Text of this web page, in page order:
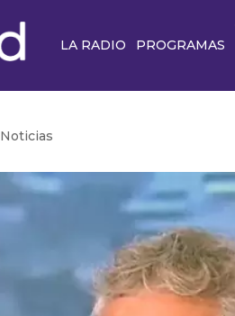
LA RADIO PROGRAMAS
Noticias